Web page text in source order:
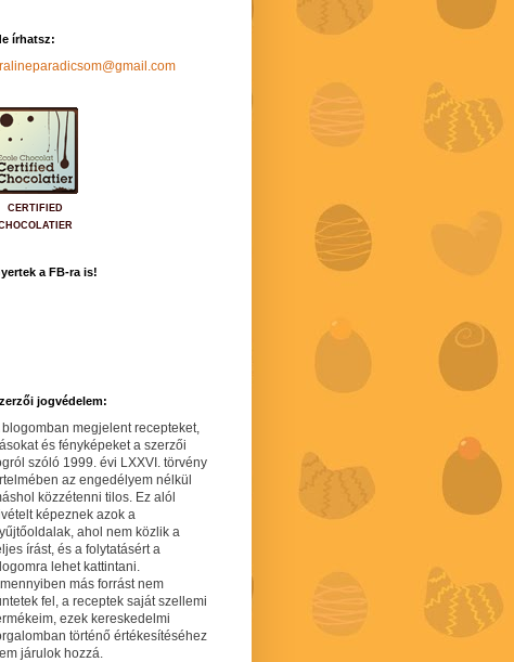
írhatsz:
CERTIFIED
a FB-ra is!
jogvédelem:
blogomban megjelent recepteket,
és fényképeket a szerzői
szóló 1999. évi LXXVI. törvény
az engedélyem nélkül
közzétenni tilos. Ez alól
képeznek azok a
ahol nem közlik a
írást, és a folytatásért a
lehet kattintani.
más forrást nem
fel, a receptek saját szellemi
ezek kereskedelmi
történő értékesítéséhez
járulok hozzá.